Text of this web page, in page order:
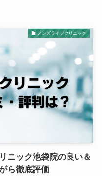
メンズライフクリニック
ニック池袋院の良い＆
ら徹底評価